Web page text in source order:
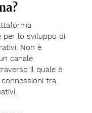
per lo sviluppo di
Non è
canale
il quale è
tra